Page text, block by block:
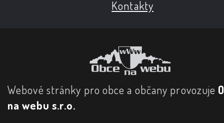
Kontakty
Webové stránky pro obce a občany provozuje
na webu s.r.o.